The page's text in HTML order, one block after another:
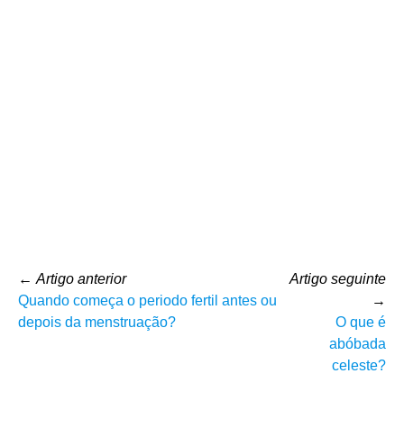
← Artigo anterior
Quando começa o periodo fertil antes ou
depois da menstruação?
Artigo seguinte
→
O que é
abóbada
celeste?